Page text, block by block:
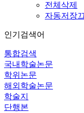
전체삭제
자동저장
인기검색어
통합검색
국내학술논문
학위논문
해외학술논문
학술지
단행본